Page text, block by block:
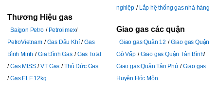
Thương Hiệu gas
Saigon Petro
Petrolimex
PetroVietnam
Gas Dầu Khí
Gas
Bình Minh
Gia Đình Gas
Gas Total
Gas MISS
VT Gas
Thủ Đức Gas
Gas ELF 12kg
nghiệp
Lắp hệ thống gas nhà hàng
Giao gas các quận
Giao gas Quận 12
Giao gas Quận
Gò Vấp
Giao gas Quận Tân Bình
Giao gas Quận Tân Phú
Giao gas
Huyện Hóc Môn